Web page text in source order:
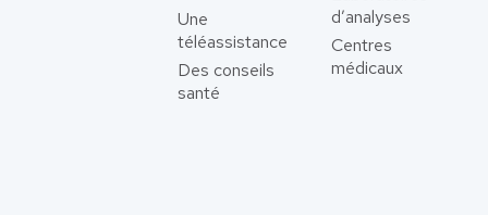
Une
téléassistance
Des conseils
santé
d’analyses
Centres
médicaux